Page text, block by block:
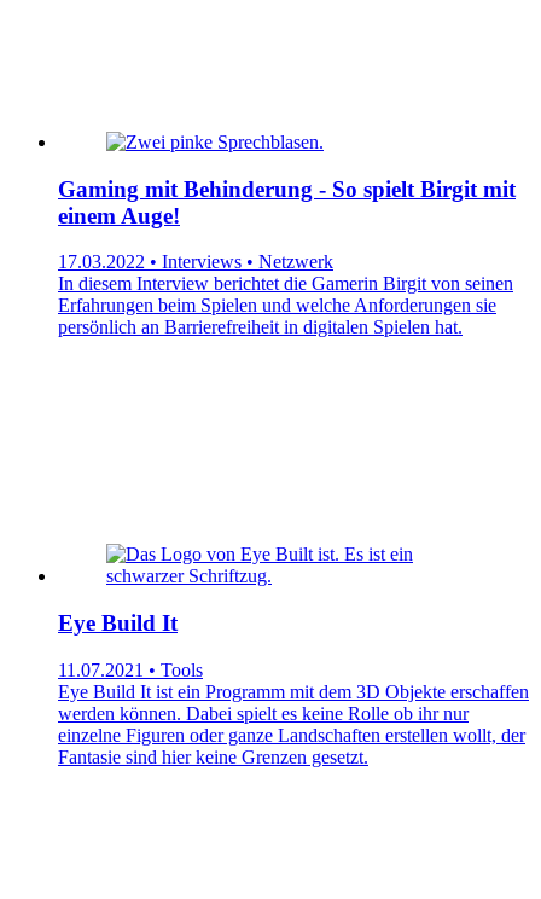
Gaming mit Behinderung - So spielt Birgit mit
einem Auge!
17.03.2022 • Interviews • Netzwerk
In diesem Interview berichtet die Gamerin Birgit von seinen
Erfahrungen beim Spielen und welche Anforderungen sie
persönlich an Barrierefreiheit in digitalen Spielen hat.
Eye Build It
11.07.2021 • Tools
Eye Build It ist ein Programm mit dem 3D Objekte erschaffen
werden können. Dabei spielt es keine Rolle ob ihr nur
einzelne Figuren oder ganze Landschaften erstellen wollt, der
Fantasie sind hier keine Grenzen gesetzt.